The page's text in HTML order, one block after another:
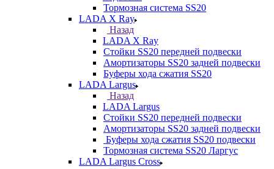
Тормозная система SS20
LADA X Ray
Назад
LADA X Ray
Стойки SS20 передней подвески
Амортизаторы SS20 задней подвески
Буферы хода сжатия SS20
LADA Largus
Назад
LADA Largus
Стойки SS20 передней подвески
Амортизаторы SS20 задней подвески
Буферы хода сжатия SS20 подвески
Тормозная система SS20 Ларгус
LADA Largus Cross